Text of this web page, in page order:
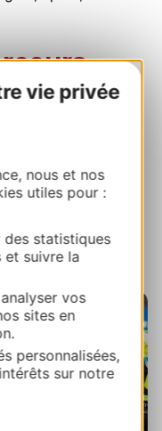
vie privée
nous et nos
utiles pour :
des statistiques
et suivre la
vos
sites en
personnalisées,
sur notre
tous les sentiers
et forcément un
bikepark du
plus, et qui est
expérimentées